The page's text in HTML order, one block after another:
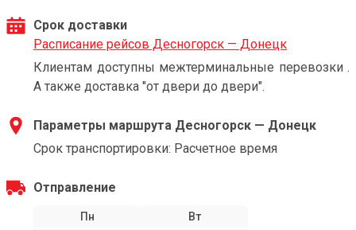
Срок доставки
Расписание рейсов Десногорск — Донецк
Клиентам доступны межтерминальные перевозки .
А также доставка "от двери до двери".
Параметры маршрута Десногорск — Донецк
Срок транспортировки: Расчетное время
Отправление
Пн
Вт